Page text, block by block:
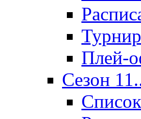
Плей-
Сезон